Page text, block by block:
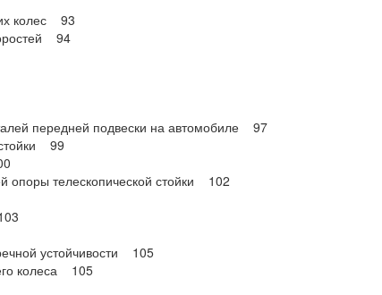
колес 93
94
передней подвески на автомобиле 97
стойки 99
опоры телескопической стойки 102
устойчивости 105
колеса 105